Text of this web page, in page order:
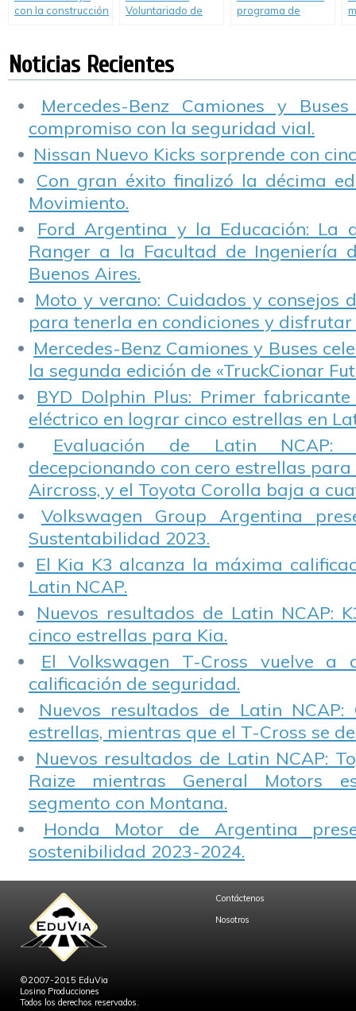
con la construcción
escasos recursos.
Voluntariado de
en la Planta
Pacheco.
programa de
Noticias Recientes
Mercedes-Benz Camiones y
compromiso con la seguridad vial.
Nissan Nuevo Kicks sorprende con
Con gran éxito finalizó la décima
Movimiento.
Ford Argentina y la Educación: La
Ranger a la Facultad de Ingeniería
Buenos Aires.
Moto y verano: Cuidados y consejos
para tenerla en condiciones y disfrutar
Mercedes-Benz Camiones y Buses
la segunda edición de «TruckCionar
BYD Dolphin Plus: Primer
eléctrico en lograr cinco estrellas en
Evaluación de Latin NCAP:
decepcionando con cero estrellas para
Aircross, y el Toyota Corolla baja a
Volkswagen Group Argentina
Sustentabilidad 2023.
El Kia K3 alcanza la máxima
Latin NCAP.
Nuevos resultados de Latin NCAP:
cinco estrellas para Kia.
El Volkswagen T-Cross vuelve a
calificación de seguridad.
Nuevos resultados de Latin NCAP:
estrellas, mientras que el T-Cross se
Nuevos resultados de Latin NCAP:
Raize mientras General Motors
segmento con Montana.
Honda Motor de Argentina
sostenibilidad 2023-2024.
©2007-2015 EduVia
Losino Producciones
Todos los derechos reservados.
Contáctenos
Nosotros